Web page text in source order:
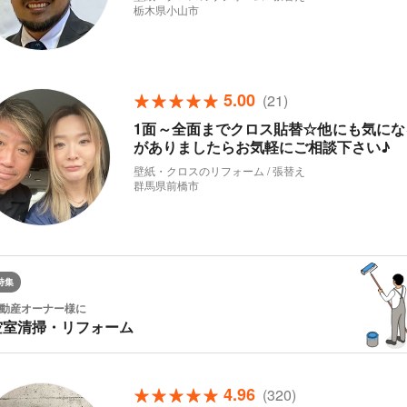
栃木県小山市
5.00 (21)
1面～全面までクロス貼替☆他にも気に
がありましたらお気軽にご相談下さい♪
壁紙・クロスのリフォーム / 張替え
群馬県前橋市
集
産オーナー様に
清掃・リフォーム
4.96 (320)